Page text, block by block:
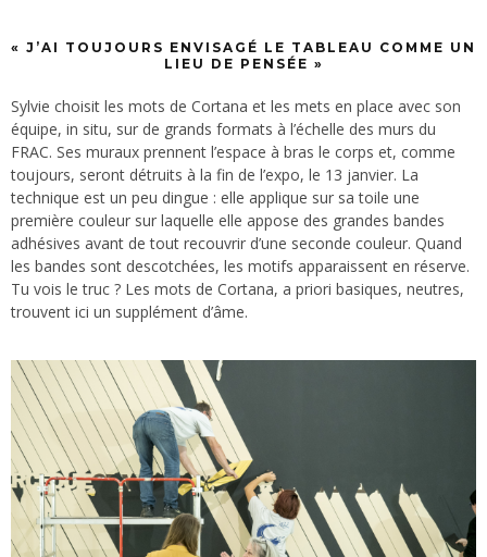
« J’AI TOUJOURS ENVISAGÉ LE TABLEAU COMME UN
LIEU DE PENSÉE »
Sylvie choisit les mots de Cortana et les mets en place avec son
équipe, in situ, sur de grands formats à l’échelle des murs du
FRAC. Ses muraux prennent l’espace à bras le corps et, comme
toujours, seront détruits à la fin de l’expo, le 13 janvier. La
technique est un peu dingue : elle applique sur sa toile une
première couleur sur laquelle elle appose des grandes bandes
adhésives avant de tout recouvrir d’une seconde couleur. Quand
les bandes sont descotchées, les motifs apparaissent en réserve.
Tu vois le truc ? Les mots de Cortana, a priori basiques, neutres,
trouvent ici un supplément d’âme.